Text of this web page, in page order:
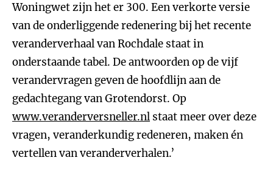
Woningwet zijn het er 300. Een verkorte versie
van de onderliggende redenering bij het recente
veranderverhaal van Rochdale staat in
onderstaande tabel. De antwoorden op de vijf
verandervragen geven de hoofdlijn aan de
gedachtegang van Grotendorst. Op
www.veranderversneller.nl staat meer over deze
vragen, veranderkundig redeneren, maken én
vertellen van veranderverhalen.’